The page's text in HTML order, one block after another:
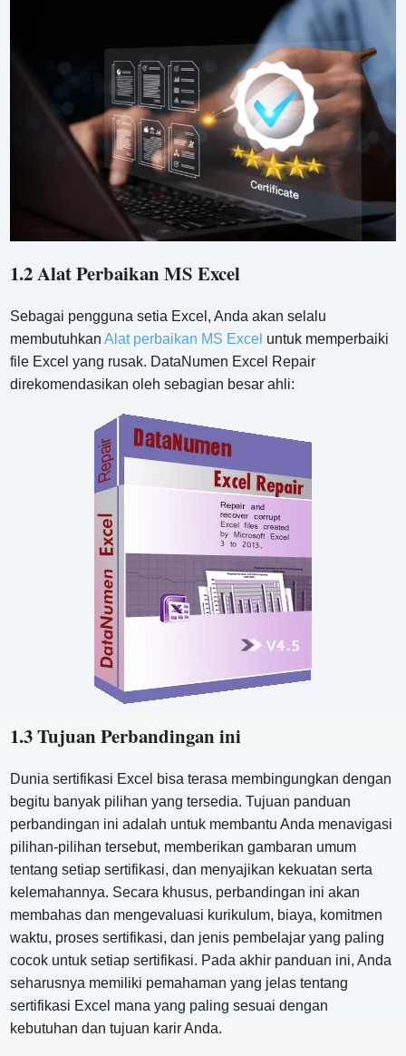
1.2 Alat Perbaikan MS Excel
Sebagai pengguna setia Excel, Anda akan selalu
membutuhkanAlat perbaikan MS Excel untuk memperbaiki
file Excel yang rusak. DataNumen Excel Repair
direkomendasikan oleh sebagian besar ahli:
1.3 Tujuan Perbandingan ini
Dunia sertifikasi Excel bisa terasa membingungkan dengan
begitu banyak pilihan yang tersedia. Tujuan panduan
perbandingan ini adalah untuk membantu Anda menavigasi
pilihan-pilihan tersebut, memberikan gambaran umum
tentang setiap sertifikasi, dan menyajikan kekuatan serta
kelemahannya. Secara khusus, perbandingan ini akan
membahas dan mengevaluasi kurikulum, biaya, komitmen
waktu, proses sertifikasi, dan jenis pembelajar yang paling
cocok untuk setiap sertifikasi. Pada akhir panduan ini, Anda
seharusnya memiliki pemahaman yang jelas tentang
sertifikasi Excel mana yang paling sesuai dengan
kebutuhan dan tujuan karir Anda.